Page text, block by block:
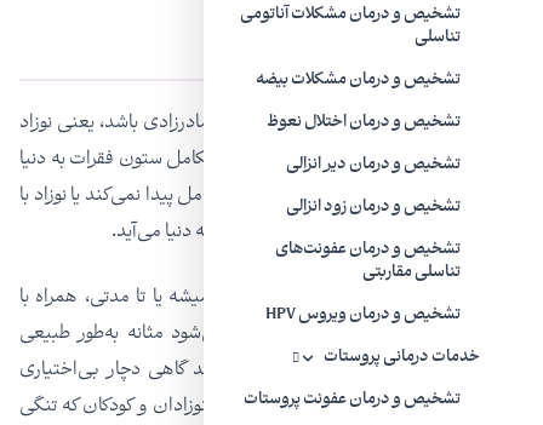
تشخیص و درمان مشکلات آناتومی
تناسلی
تشخیص و درمان مشکلات بیضه
تشخیص و درمان اختلال نعوظ
تشخیص و درمان دیر انزالی
تشخیص و درمان زود انزالی
تشخیص و درمان عفونت‌های
تناسلی مقاربتی
تشخیص و درمان ویروس HPV
خدمات درمانی پروستات
تشخیص و درمان عفونت پروستات
کودکان و نوزادانی با مثانه عصبی
به گفته دکتر مهراد، مثانه نوروژنیک می‌تواند مادرزادی باشد، یعنی نوزاد
با سیستم اختلال مثانه عصبی یا اختلال در تکامل ستون فقرات به دنیا
می‌آید. در چنین شرایطی، سیستم ادراری تکامل پیدا نمی‌کند یا نوزاد با
اختلال در توده اسکلتی عضلانی انتهای نخاع به دنیا می‌آید.
این متخصص می‌گوید: مثانه این بچه‌ها همیشه یا تا مدتی، همراه با
مشکلات مثانه نوروژنیک است که باعث می‌شود مثانه به‌طور طبیعی
تخلیه نشود‌. کودکانی که چنین مشکلی دارند گاهی دچار بی‌اختیاری
ادرار می‌شوند‌. بعلاوه مشکل تخلیه ادرار در نوزادان و کودکان که تنگی